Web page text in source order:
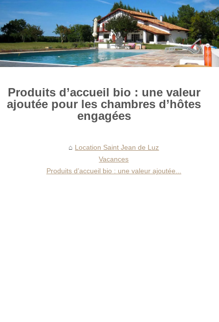
Produits d’accueil bio : une valeur
ajoutée pour les chambres d’hôtes
engagées
Location Saint Jean de Luz
Vacances
Produits d’accueil bio : une valeur ajoutée...